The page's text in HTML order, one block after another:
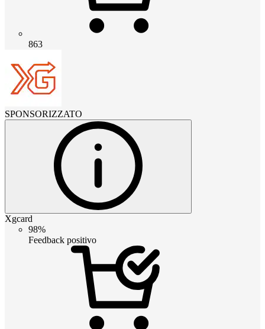
863
SPONSORIZZATO
Xgcard
98%
Feedback positivo